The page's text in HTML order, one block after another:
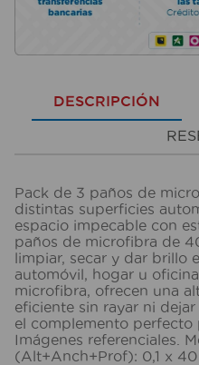
DESCRIPCIÓN
Pack de 3 paños de
distintas superficies
espacio impecable con
paños de microfibra de
limpiar, secar y dar brillo
automóvil, hogar u
microfibra, ofrecen una
eficiente sin rayar ni
el complemento
Imágenes referenciales.
(Alt+Anch+Prof): 0,1 x